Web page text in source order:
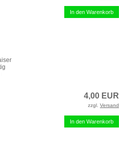
In den Warenkorb
4,00 EUR
zzgl. Versand
In den Warenkorb